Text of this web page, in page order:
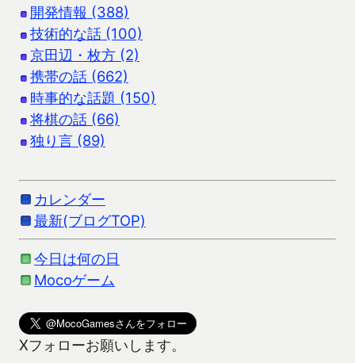
開発情報 (388)
技術的な話 (100)
京田辺・枚方 (2)
携帯の話 (662)
時事的な話題 (150)
将棋の話 (66)
独り言 (89)
カレンダー
最新(ブログTOP)
今日は何の日
Mocoゲーム
Xフォローお願いします。